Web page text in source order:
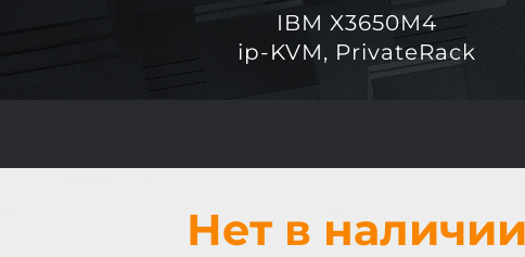
IBM X3650M4
ip-KVM, PrivateRack
Нет в наличии